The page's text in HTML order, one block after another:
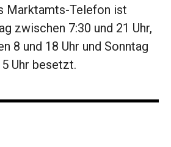
Marktamts-Telefon ist
zwischen 7:30 und 21 Uhr,
8 und 18 Uhr und Sonntag
Uhr besetzt.